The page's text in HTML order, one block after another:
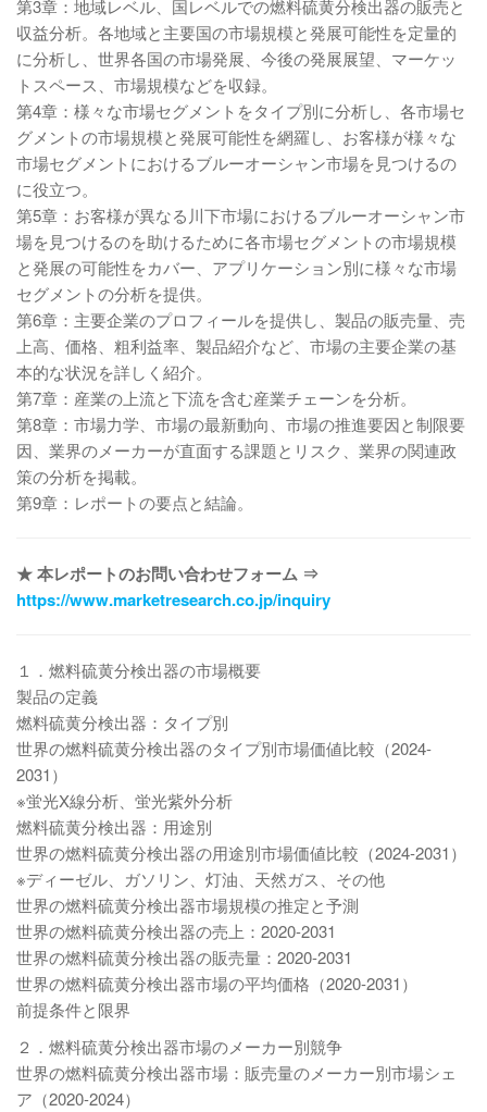
第3章：地域レベル、国レベルでの燃料硫黄分検出器の販売と
収益分析。各地域と主要国の市場規模と発展可能性を定量的
に分析し、世界各国の市場発展、今後の発展展望、マーケッ
トスペース、市場規模などを収録。
第4章：様々な市場セグメントをタイプ別に分析し、各市場セ
グメントの市場規模と発展可能性を網羅し、お客様が様々な
市場セグメントにおけるブルーオーシャン市場を見つけるの
に役立つ。
第5章：お客様が異なる川下市場におけるブルーオーシャン市
場を見つけるのを助けるために各市場セグメントの市場規模
と発展の可能性をカバー、アプリケーション別に様々な市場
セグメントの分析を提供。
第6章：主要企業のプロフィールを提供し、製品の販売量、売
上高、価格、粗利益率、製品紹介など、市場の主要企業の基
本的な状況を詳しく紹介。
第7章：産業の上流と下流を含む産業チェーンを分析。
第8章：市場力学、市場の最新動向、市場の推進要因と制限要
因、業界のメーカーが直面する課題とリスク、業界の関連政
策の分析を掲載。
第9章：レポートの要点と結論。
★ 本レポートのお問い合わせフォーム ⇒
https://www.marketresearch.co.jp/inquiry
１．燃料硫黄分検出器の市場概要
製品の定義
燃料硫黄分検出器：タイプ別
世界の燃料硫黄分検出器のタイプ別市場価値比較（2024-
2031）
※蛍光X線分析、蛍光紫外分析
燃料硫黄分検出器：用途別
世界の燃料硫黄分検出器の用途別市場価値比較（2024-2031）
※ディーゼル、ガソリン、灯油、天然ガス、その他
世界の燃料硫黄分検出器市場規模の推定と予測
世界の燃料硫黄分検出器の売上：2020-2031
世界の燃料硫黄分検出器の販売量：2020-2031
世界の燃料硫黄分検出器市場の平均価格（2020-2031）
前提条件と限界
２．燃料硫黄分検出器市場のメーカー別競争
世界の燃料硫黄分検出器市場：販売量のメーカー別市場シェ
ア（2020-2024）